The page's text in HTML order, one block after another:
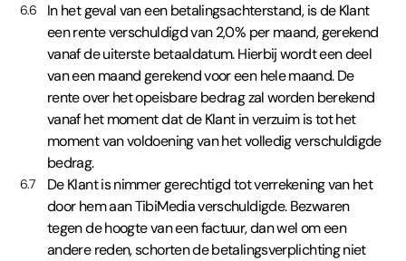
6.6
In het geval van een betalingsachterstand, is de Klant
een rente verschuldigd van 2,0% per maand, gerekend
vanaf de uiterste betaaldatum. Hierbij wordt een deel
van een maand gerekend voor een hele maand. De
rente over het opeisbare bedrag zal worden berekend
vanaf het moment dat de Klant in verzuim is tot het
moment van voldoening van het volledig verschuldigde
bedrag.
6.7
De Klant is nimmer gerechtigd tot verrekening van het
door hem aan TibiMedia verschuldigde. Bezwaren
tegen de hoogte van een factuur, dan wel om een
andere reden, schorten de betalingsverplichting niet